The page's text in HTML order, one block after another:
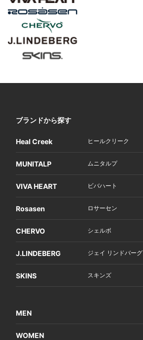
ブランドから探す
Heal Creek ヒールクリーク
MUNITALP ムニタルプ
VIVA HEART ビバハート
Rosasen ロサーセン
CHERVO シェルボ
J.LINDEBERG ジェイ リンドバーグ
SKINS スキンズ
MEN
WOMEN